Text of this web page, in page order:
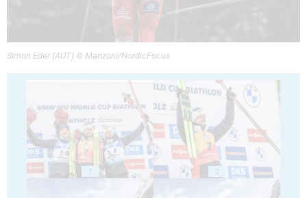
Simon Eder (AUT) © Manzoni/NordicFocus
1 2